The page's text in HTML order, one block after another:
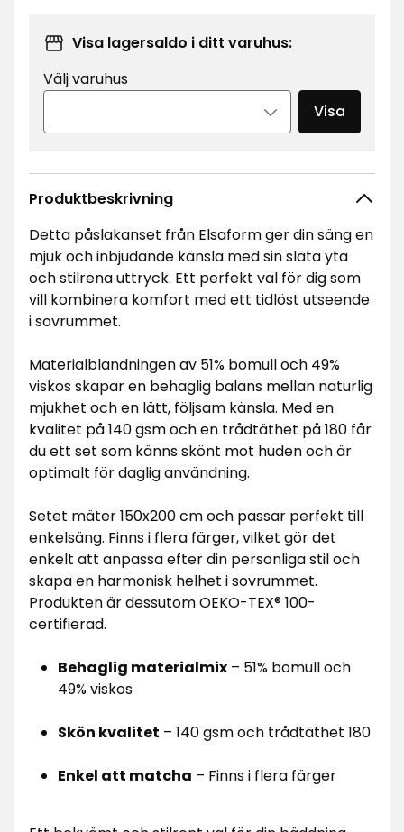
Visa lagersaldo i ditt varuhus:
Välj varuhus
Visa
Produktbeskrivning
Detta påslakanset från Elsaform ger din säng en
mjuk och inbjudande känsla med sin släta yta
och stilrena uttryck. Ett perfekt val för dig som
vill kombinera komfort med ett tidlöst utseende
i sovrummet.
Materialblandningen av 51% bomull och 49%
viskos skapar en behaglig balans mellan naturlig
mjukhet och en lätt, följsam känsla. Med en
kvalitet på 140 gsm och en trådtäthet på 180 får
du ett set som känns skönt mot huden och är
optimalt för daglig användning.
Setet mäter 150x200 cm och passar perfekt till
enkelsäng. Finns i flera färger, vilket gör det
enkelt att anpassa efter din personliga stil och
skapa en harmonisk helhet i sovrummet.
Produkten är dessutom OEKO-TEX® 100-
certifierad.
Behaglig materialmix – 51% bomull och
49% viskos
Skön kvalitet – 140 gsm och trådtäthet 180
Enkel att matcha – Finns i flera färger